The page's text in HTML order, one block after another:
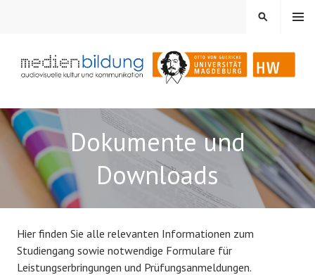
MEDIENBILDUNG
Audiovisuelle Kultur und Kommunikation
MENÜ
SUCHEN
Dokumente und
Downloads
Hier finden Sie alle relevanten Informationen zum
Studiengang sowie notwendige Formulare für
Leistungserbringungen und Prüfungsanmeldungen.